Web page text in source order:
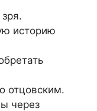
историю
отцовским.
через